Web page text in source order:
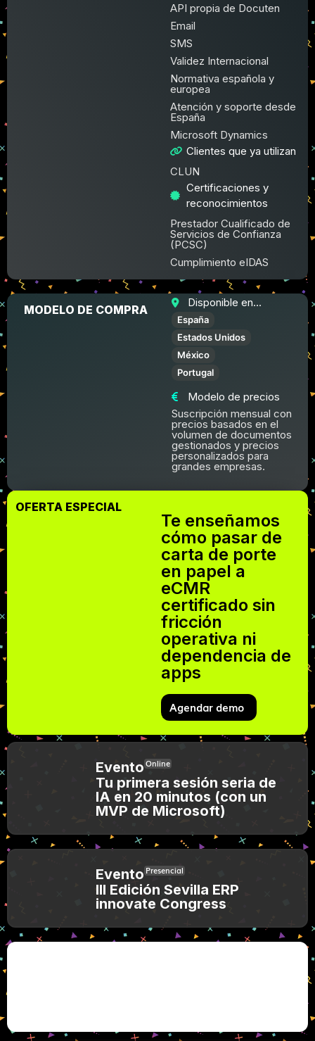
API propia de Docuten
Email
SMS
Validez Internacional
Normativa española y
europea
Atención y soporte desde
España
Microsoft Dynamics
Clientes que ya utilizan
CLUN
Certificaciones y
reconocimientos
Prestador Cualificado de
Servicios de Confianza
(PCSC)
Cumplimiento eIDAS
MODELO DE COMPRA
Disponible en...
España
Estados Unidos
México
Portugal
Modelo de precios
Suscripción mensual con
precios basados en el
volumen de documentos
gestionados y precios
personalizados para
grandes empresas.
OFERTA ESPECIAL
Te enseñamos
cómo pasar de
carta de porte
en papel a
eCMR
certificado sin
fricción
operativa ni
dependencia de
apps
Agendar demo
EventoOnline
Tu primera sesión seria de
IA en 20 minutos (con un
MVP de Microsoft)
EventoPresencial
III Edición Sevilla ERP
innovate Congress